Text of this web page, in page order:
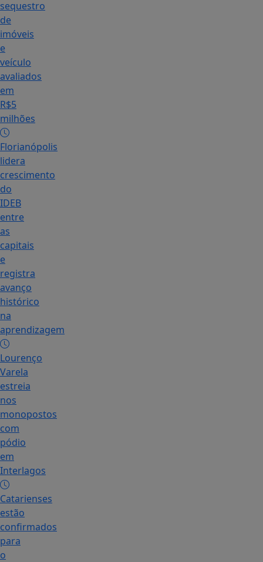
sequestro
de
imóveis
e
veículo
avaliados
em
R$5
milhões
Florianópolis
lidera
crescimento
do
IDEB
entre
as
capitais
e
registra
avanço
histórico
na
aprendizagem
Lourenço
Varela
estreia
nos
monopostos
com
pódio
em
Interlagos
Catarienses
estão
confirmados
para
o